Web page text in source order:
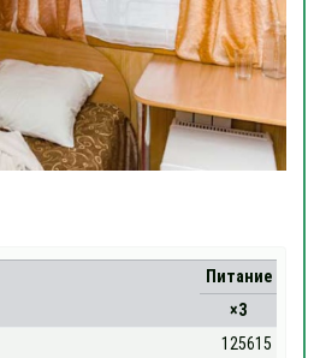
Питание
×3
125615